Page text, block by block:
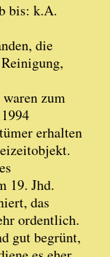
bis: k.A.
die
waren zum
erhalten
19. Jhd.
das
ordentlich.
gut begrünt,